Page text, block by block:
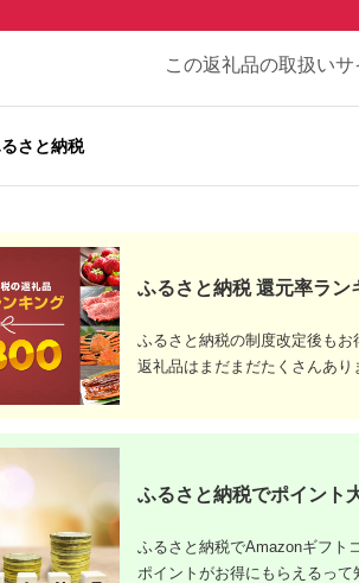
出典：ふるさとチョイ
ス
岐阜県 白川町
鶏肉を使った岐阜県の
郷土料理「ケイチャ
ン」セット 計8袋（味
付豚焼肉・豚ホルモン
付）鶏肉 豚肉 ケイチ
るもん 岐阜 白川町 /
白川町農業開発
[AWAH001]
5.0
16,000円
出典：ふるさとチョイ
ス
《訳あり》鹿児島県産
豚肉 切り落とし(計
4kg・500g×8P) 小分
ダヤ】 kowa-7187R8
4.8
「どん
こま切
1103_(
包装 保
この返礼品の取扱いサ
さと納税
ふるさと納税 還元率ラン
ふるさと納税の制度改定後もお
返礼品はまだまだたくさんあり
ふるさと納税でポイント
ふるさと納税でAmazonギフト
ポイントがお得にもらえるって